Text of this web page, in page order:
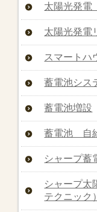
太陽光発電
太陽光発電
スマートハ
蓄電池シス
蓄電池増設
蓄電池 自
シャープ蓄
シャープ太
テクニック）